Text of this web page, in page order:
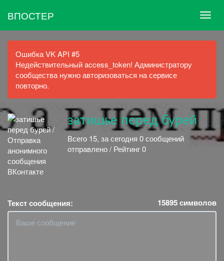
ВПОСТЕР
Ошибка VK API #5
Недействительный access_token! Администратору
сообщества нужно авторизоваться на сервисе
повторно.
затишье перед бурей
Всего 15, за сегодня 0 сообщений
отправлено / Рейтинг 0
Текст сообщения: 15895символов